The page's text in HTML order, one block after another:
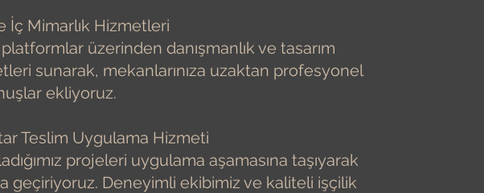
İç Mimarlık Hizmetleri
üzerinden danışmanlık ve tasarım
sunarak, mekanlarınıza uzaktan profesyonel
ekliyoruz.
Teslim Uygulama Hizmeti
projeleri uygulama aşamasına taşıyarak
geçiriyoruz. Deneyimli ekibimiz ve kaliteli işçilik